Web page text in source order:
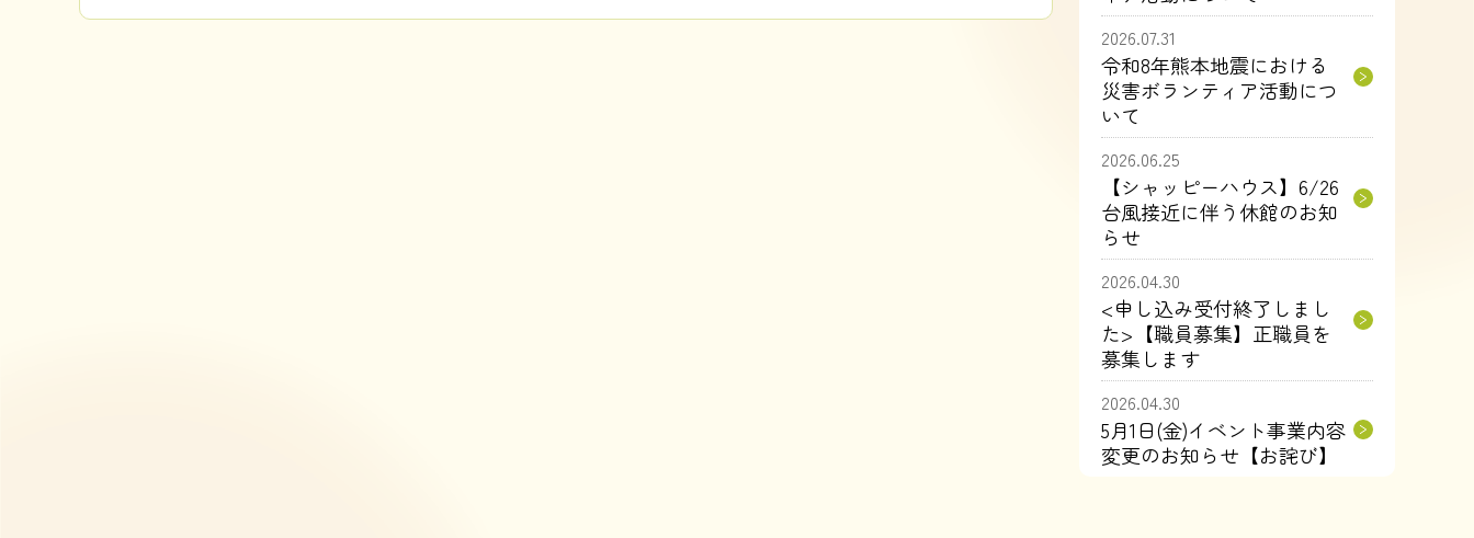
2026.07.31
令和8年熊本地震における
災害ボランティア活動につ
いて
2026.06.25
【シャッピーハウス】6/26
台風接近に伴う休館のお知
らせ
2026.04.30
<申し込み受付終了しまし
た>【職員募集】正職員を
募集します
2026.04.30
5月1日(金)イベント事業内容
変更のお知らせ【お詫び】